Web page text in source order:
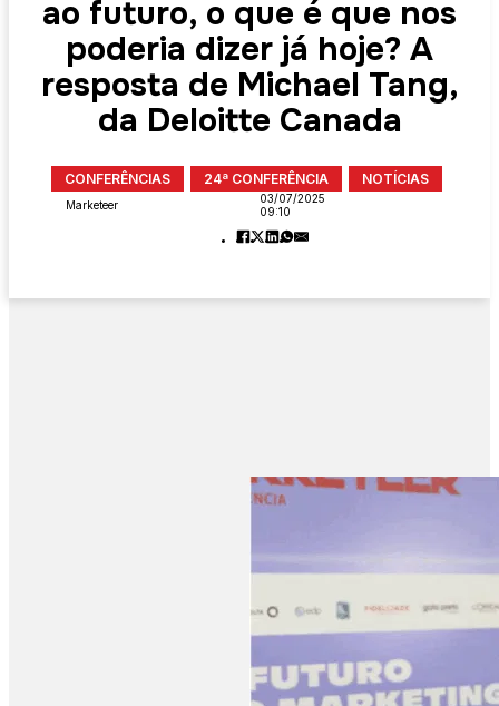
ao futuro, o que é que nos
poderia dizer já hoje? A
resposta de Michael Tang,
da Deloitte Canada
CONFERÊNCIAS 24ª CONFERÊNCIA NOTÍCIAS
Marketeer
03/07/2025
09:10